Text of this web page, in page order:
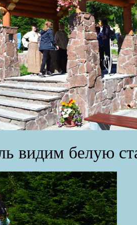
видим белую